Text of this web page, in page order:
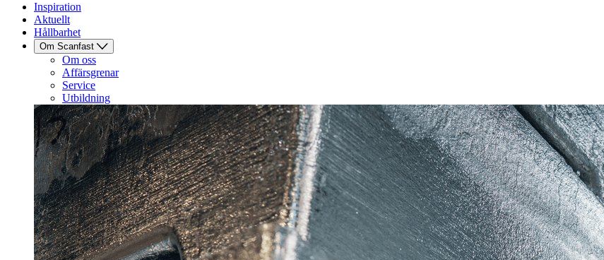
Inspiration
Aktuellt
Hållbarhet
Om Scanfast
Om oss
Affärsgrenar
Service
Utbildning